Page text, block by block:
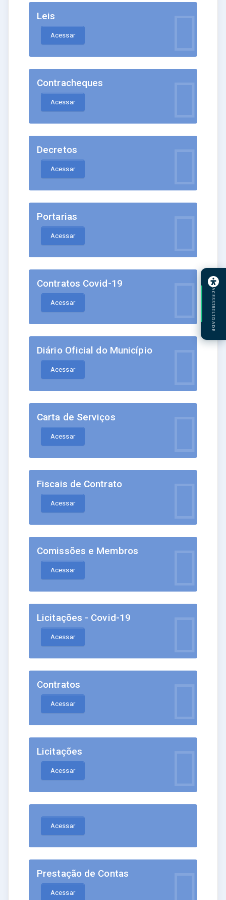
Leis
Acessar
Contracheques
Acessar
Decretos
Acessar
Portarias
Acessar
Contratos Covid-19
Acessar
Diário Oficial do Município
Acessar
Carta de Serviços
Acessar
Fiscais de Contrato
Acessar
Comissões e Membros
Acessar
Licitações - Covid-19
Acessar
Contratos
Acessar
Licitações
Acessar
Acessar
Prestação de Contas
Acessar
ACESSIBILIDADE